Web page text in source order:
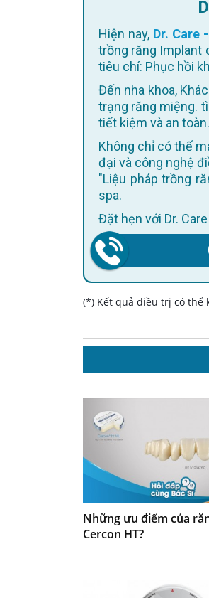
Hiện nay, Dr. Care
trồng răng Implant
tiêu chí: Phục hồi
Đến nha khoa,
trạng răng miệng.
tiết kiệm và an toàn.
Không chỉ có thế mạnh về chất lượng điều trị, Dr. Care còn không ngừng cập nhật trang thiết bị hiện
đại và công nghệ
"Liệu pháp trồng
spa.
Đặt hẹn với Dr.
(*) Kết quả điều trị có thể
Những ưu điểm của
Cercon HT?